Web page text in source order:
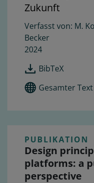
Zukunft
M.
Becker
2024
BibTeX
Gesamter Text
PUBLIKATION
Design
platforms: a
perspective